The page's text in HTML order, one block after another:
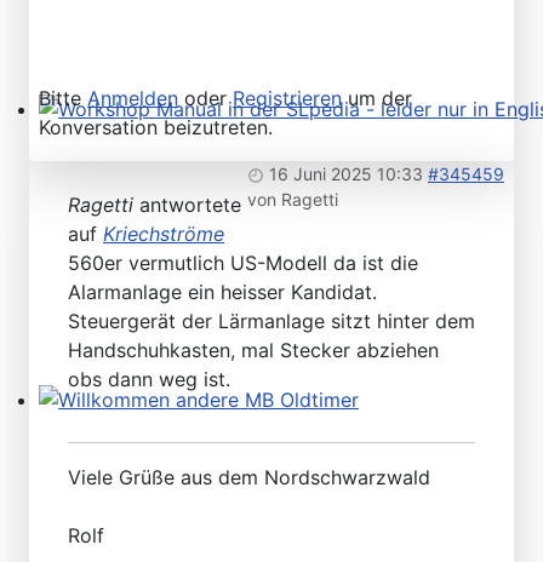
Workshop Manual in der SLpedia - leider nur in
Bitte Anmelden oderRegistrierenum der
Konversation beizutreten.
16 Juni 2025 10:33 #345459
von Ragetti
Ragetti antwortete
auf Kriechströme
560er vermutlich US-Modell da ist die
Alarmanlage ein heisser Kandidat.
Steuergerät der Lärmanlage sitzt hinter dem
Handschuhkasten, mal Stecker abziehen
obs dann weg ist.
Viele Grüße aus dem Nordschwarzwald
Rolf